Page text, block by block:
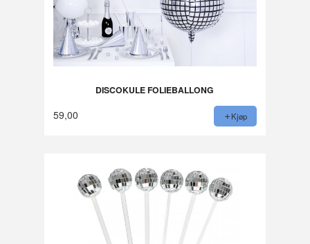
DISCOKULE FOLIEBALLONG
59,00 Kjøp